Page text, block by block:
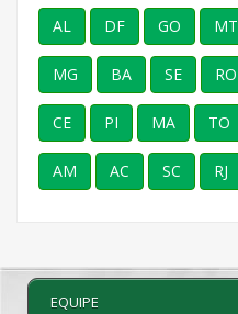
AL DF GO MT
MG BA SE RO
CE PI MA TO
AM AC SC RJ
EQUIPE